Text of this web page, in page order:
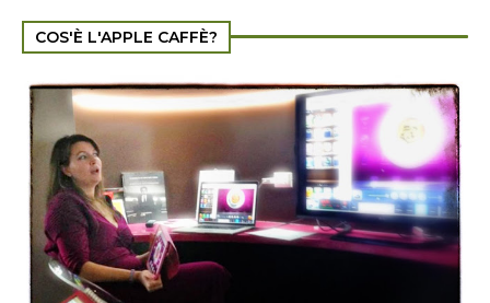
COS'È L'APPLE CAFFÈ?